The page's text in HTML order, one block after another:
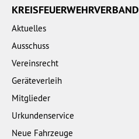
KREISFEUERWEHRVERBAND
Aktuelles
Ausschuss
Vereinsrecht
Geräteverleih
Mitglieder
Urkundenservice
Neue Fahrzeuge